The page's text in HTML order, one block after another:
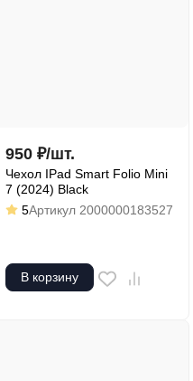
950 ₽/шт.
Чехол IPad Smart Folio Mini
7 (2024) Black
5Артикул 2000000183527
В корзину